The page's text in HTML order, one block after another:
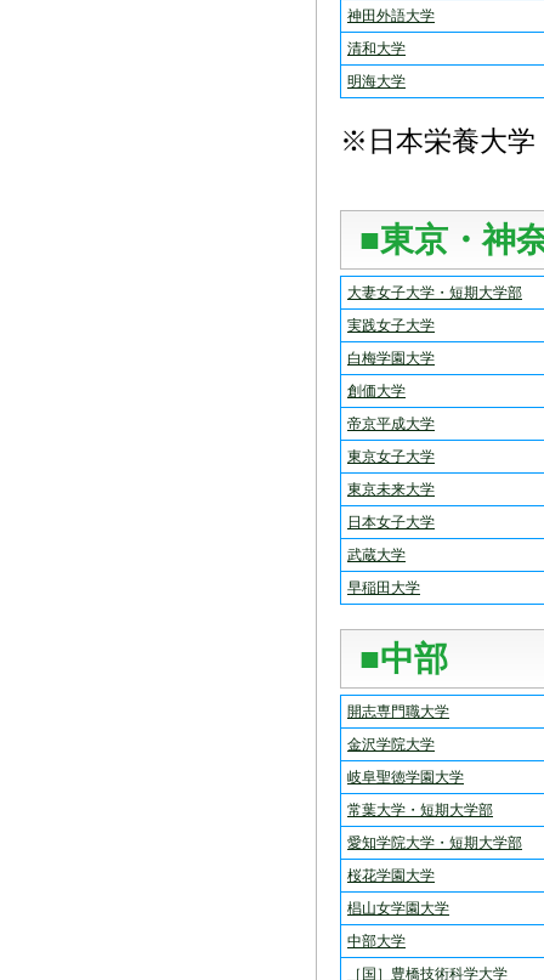
神田外語大学
清和大学
明海大学
※日本栄養大
■東京・神
大妻女子大学・短期大学部
実践女子大学
白梅学園大学
創価大学
帝京平成大学
東京女子大学
東京未来大学
日本女子大学
武蔵大学
早稲田大学
■中部
開志専門職大学
金沢学院大学
岐阜聖徳学園大学
常葉大学・短期大学部
愛知学院大学・短期大学部
桜花学園大学
椙山女学園大学
中部大学
［国］豊橋技術科学大学